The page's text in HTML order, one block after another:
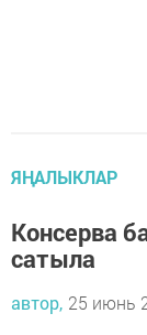
ЯҢАЛЫКЛАР
Консерва
сатыла
автор, 25 июнь